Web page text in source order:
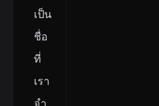
เป็น
ชื่อ
ที่
เรา